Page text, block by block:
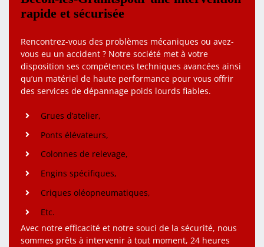
rapide et sécurisée
Rencontrez-vous des problèmes mécaniques ou avez-
vous eu un accident ? Notre société met à votre
disposition ses compétences techniques avancées ainsi
qu’un matériel de haute performance pour vous offrir
des services de dépannage poids lourds fiables.
Grues d’atelier,
Ponts élévateurs,
Colonnes de relevage,
Engins spécifiques,
Criques oléopneumatiques,
Etc.
Avec notre efficacité et notre souci de la sécurité, nous
sommes prêts à intervenir à tout moment, 24 heures